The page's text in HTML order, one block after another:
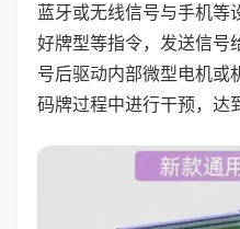
蓝牙或无线信号与手机等
好牌型等指令，发送信号
号后驱动内部微型电机或
码牌过程中进行干预，达